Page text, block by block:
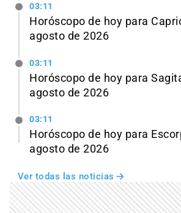
03:11
Horóscopo de hoy para
agosto de 2026
03:11
Horóscopo de hoy para
agosto de 2026
03:11
Horóscopo de hoy para
agosto de 2026
Ver todas las noticias